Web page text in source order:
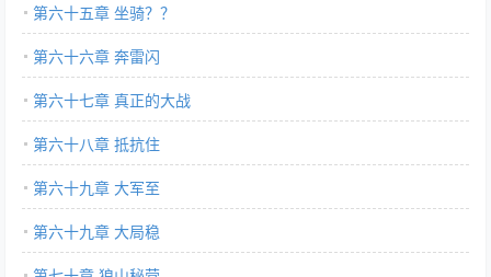
第六十五章 坐骑？？
第六十六章 奔雷闪
第六十七章 真正的大战
第六十八章 抵抗住
第六十九章 大军至
第六十九章 大局稳